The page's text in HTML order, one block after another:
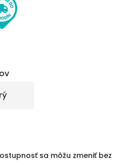
sa môžu zmeniť bez